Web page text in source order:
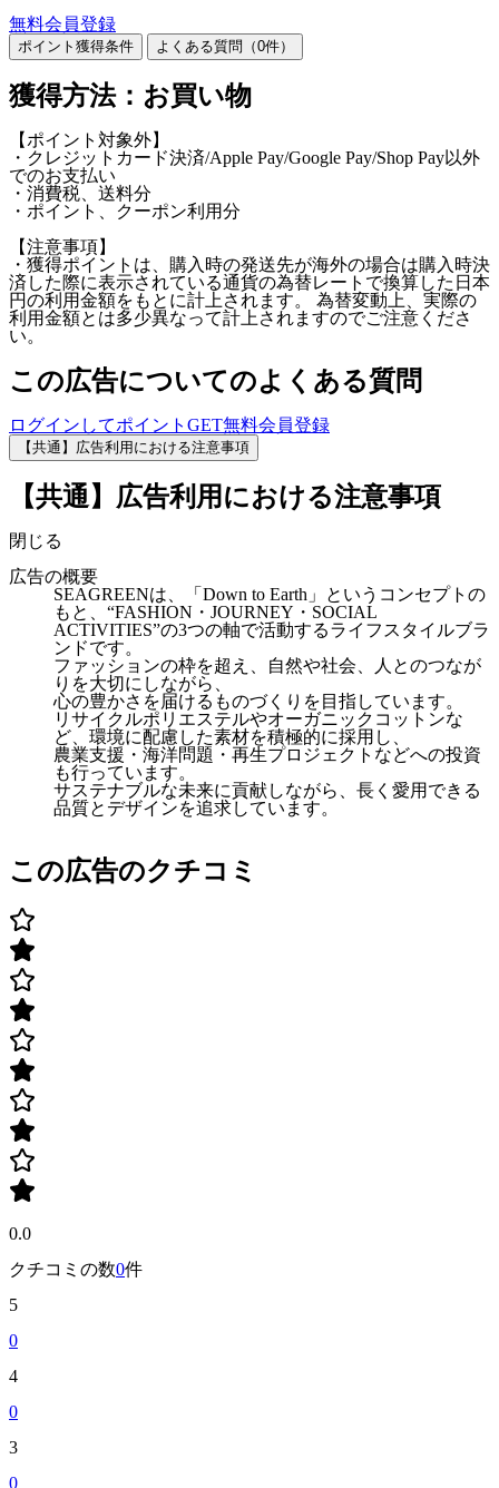
無料会員登録
ポイント獲得条件 よくある質問（0件）
獲得方法：お買い物
【ポイント対象外】
・クレジットカード決済/Apple Pay/Google Pay/Shop Pay以外
でのお支払い
・消費税、送料分
・ポイント、クーポン利用分
【注意事項】
・獲得ポイントは、購入時の発送先が海外の場合は購入時決
済した際に表示されている通貨の為替レートで換算した日本
円の利用金額をもとに計上されます。 為替変動上、実際の
利用金額とは多少異なって計上されますのでご注意くださ
い。
この広告についてのよくある質問
ログインしてポイントGET無料会員登録
【共通】広告利用における注意事項
【共通】広告利用における注意事項
閉じる
広告の概要
SEAGREENは、「Down to Earth」というコンセプトの
もと、“FASHION・JOURNEY・SOCIAL
ACTIVITIES”の3つの軸で活動するライフスタイルブラ
ンドです。
ファッションの枠を超え、自然や社会、人とのつなが
りを大切にしながら、
心の豊かさを届けるものづくりを目指しています。
リサイクルポリエステルやオーガニックコットンな
ど、環境に配慮した素材を積極的に採用し、
農業支援・海洋問題・再生プロジェクトなどへの投資
も行っています。
サステナブルな未来に貢献しながら、長く愛用できる
品質とデザインを追求しています。
この広告のクチコミ
0.0
クチコミの数0件
5
0
4
0
3
0